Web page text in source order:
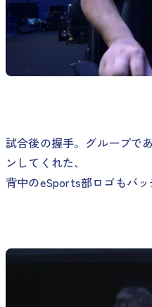
試合後の握手。グループで
ンしてくれた、
背中のeSports部ロゴもバッ